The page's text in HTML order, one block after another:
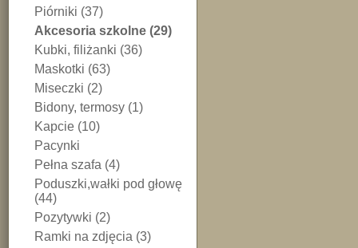
Piórniki (37)
Akcesoria szkolne (29)
Kubki, filiżanki (36)
Maskotki (63)
Miseczki (2)
Bidony, termosy (1)
Kapcie (10)
Pacynki
Pełna szafa (4)
Poduszki,wałki pod głowę
(44)
Pozytywki (2)
Ramki na zdjęcia (3)